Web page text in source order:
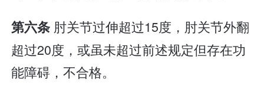
第六条 肘关节过伸超过15度，肘关节外翻
超过20度，或虽未超过前述规定但存在功
能障碍，不合格。